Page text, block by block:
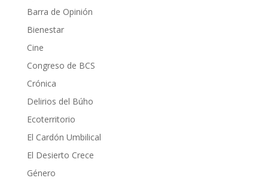
Barra de Opinión
Bienestar
Cine
Congreso de BCS
Crónica
Delirios del Búho
Ecoterritorio
El Cardón Umbilical
El Desierto Crece
Género